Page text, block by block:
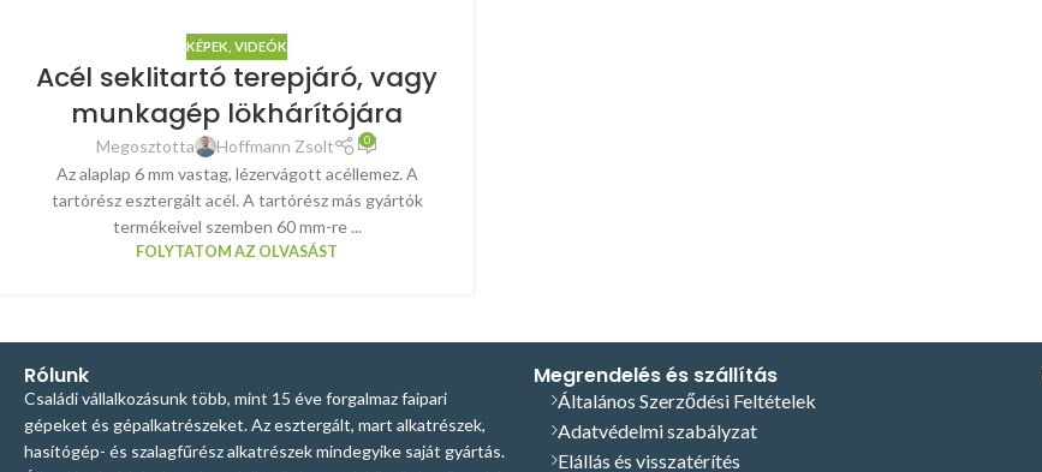
KÉPEK, VIDEÓK
Acél seklitartó terepjáró, vagy
munkagép lökhárítójára
Megosztotta Hoffmann Zsolt 0
Az alaplap 6 mm vastag, lézervágott acéllemez. A
tartórész esztergált acél. A tartórész más gyártók
termékeivel szemben 60 mm-re ...
FOLYTATOM AZ OLVASÁST
Rólunk
Családi vállalkozásunk több, mint 15 éve forgalmaz faipari
gépeket és gépalkatrészeket. Az esztergált, mart alkatrészek,
hasítógép- és szalagfűrész alkatrészek mindegyike saját gyártás.
Megrendelés és szállítás
Általános Szerződési Feltételek
Adatvédelmi szabályzat
Elállás és visszatérítés